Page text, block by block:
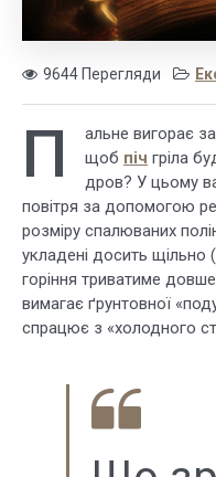
9644 Перегляди
П
альне вигорає
щоб піч гріла
дров? У цьому
повітря за допомогою
розміру спалюваних
укладені досить щільно
горіння триватиме
вимагає ґрунтовної
спрацює з «холодного